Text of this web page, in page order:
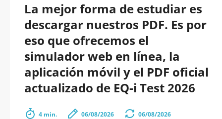
La mejor forma de estudiar es
descargar nuestros PDF. Es por
eso que ofrecemos el
simulador web en línea, la
aplicación móvil y el PDF oficial
actualizado de EQ-i Test 2026
4 min. 06/08/2026 06/08/2026